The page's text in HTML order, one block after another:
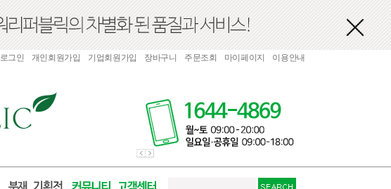
로그인 개인회원가입 기업회원가입 장바구니 주문조회 마이페이지 이용안내